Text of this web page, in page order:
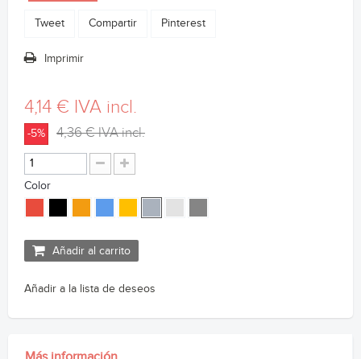
Tweet Compartir Pinterest
Imprimir
4,14 € IVA incl.
-5% 4,36 €IVA incl.
Color
Añadir al carrito
Añadir a la lista de deseos